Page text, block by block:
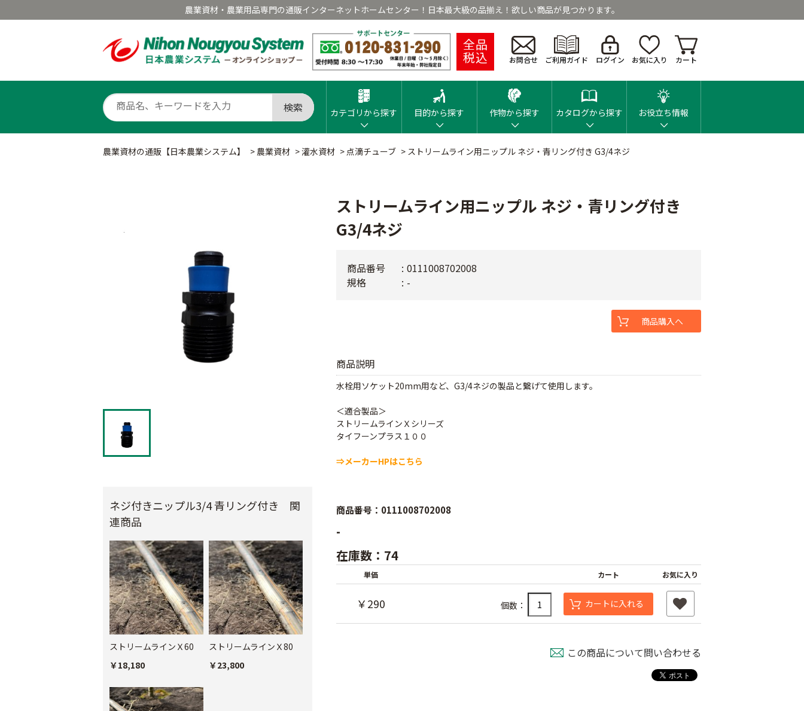
農業資材・農業用品専門の通販インターネットホームセンター！日本最大級の品揃え！欲しい商品が見つかります。
全品
税込 お問合せ ご利用ガイド ログイン お気に入り カート
検索 カテゴリから探す 目的から探す 作物から探す カタログから探す お役立ち情報
農業資材の通販【日本農業システム】 > 農業資材 >灌水資材 > 点滴チューブ > ストリームライン用ニップル ネジ・青リング付き G3/4ネジ
ネジ付きニップル3/4 青リング付き 関
連商品
ストリームラインＸ60
￥18,180
ストリームラインＸ80
￥23,800
ストリームライン用ニップル ネジ・青リング付き
G3/4ネジ
商品説明
水栓用ソケット20mm用など、G3/4ネジの製品と繋げて使用します。
＜適合製品＞
ストリームラインＸシリーズ
タイフーンプラス１００
⇒メーカーHPはこちら
商品番号
0111008702008
規格
-
商品購入へ
商品番号：0111008702008
-
在庫数：74
単価 カート お気に入り
￥290 個数： カートに入れる
この商品について問い合わせる